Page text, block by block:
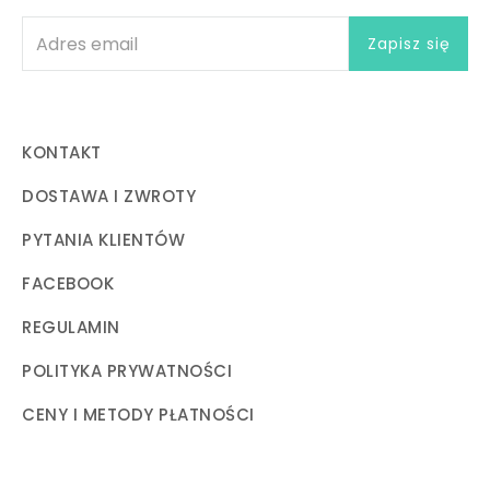
KONTAKT
DOSTAWA I ZWROTY
PYTANIA KLIENTÓW
FACEBOOK
REGULAMIN
POLITYKA PRYWATNOŚCI
CENY I METODY PŁATNOŚCI